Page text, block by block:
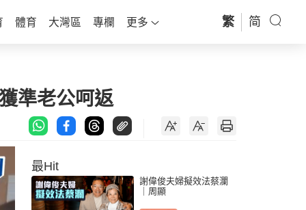
體育 大灣區 專欄 更多 繁 简
準老公呵返
最Hit
謝偉俊夫婦擬效法蔡瀾
｜周顯